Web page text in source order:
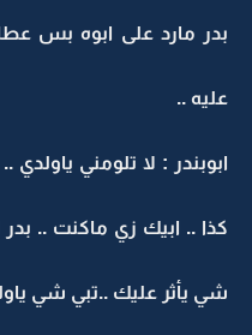
بدر مارد على ابوه بس
عليه ..
ابوبندر : لا تلومني
كذا .. ابيك زي ماكنت .. بدر
شي يأثر عليك ..تبي شي